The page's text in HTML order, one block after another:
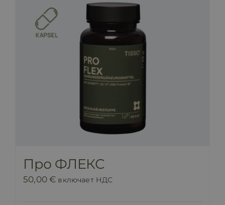
Про ФЛЕКС
50,00€ включает НДС